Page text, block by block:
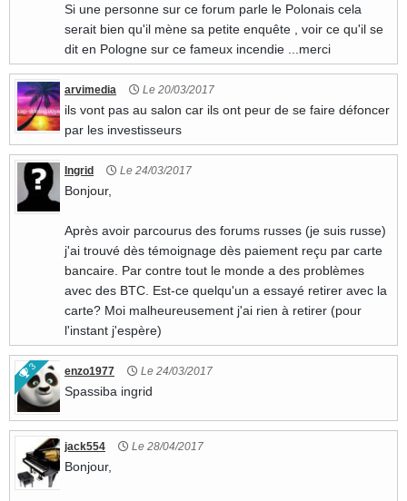
Si une personne sur ce forum parle le Polonais cela
serait bien qu'il mène sa petite enquête , voir ce qu'il se
dit en Pologne sur ce fameux incendie ...merci
arvimedia Le 20/03/2017
ils vont pas au salon car ils ont peur de se faire défoncer
par les investisseurs
Ingrid Le 24/03/2017
Bonjour,
Après avoir parcourus des forums russes (je suis russe)
j'ai trouvé dès témoignage dès paiement reçu par carte
bancaire. Par contre tout le monde a des problèmes
avec des BTC. Est-ce quelqu'un a essayé retirer avec la
carte? Moi malheureusement j'ai rien à retirer (pour
l'instant j'espère)
3 enzo1977 Le 24/03/2017
Spassiba ingrid
jack554 Le 28/04/2017
Bonjour,